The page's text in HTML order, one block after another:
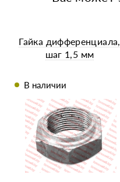
Гайка дифференциала,
шаг 1,5 мм
В наличии